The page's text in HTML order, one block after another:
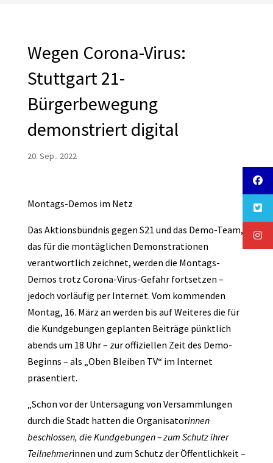
Wegen Corona-Virus:
Stuttgart 21-
Bürgerbewegung
demonstriert digital
20. Sep.. 2022
Montags-Demos im Netz
Das Aktionsbündnis gegen S21 und das Demo-Team,
das für die montäglichen Demonstrationen
verantwortlich zeichnet, werden die Montags-
Demos trotz Corona-Virus-Gefahr fortsetzen –
jedoch vorläufig per Internet. Vom kommenden
Montag, 16. März an werden bis auf Weiteres die für
die Kundgebungen geplanten Beiträge pünktlich
abends um 18 Uhr – zur offiziellen Zeit des Demo-
Beginns – als „Oben Bleiben TV“ im Internet
präsentiert.
„Schon vor der Untersagung von Versammlungen
durch die Stadt hatten die Organisatorinnen
beschlossen, die Kundgebungen – zum Schutz ihrer
Teilnehmerinnen und zum Schutz der Öffentlichkeit –